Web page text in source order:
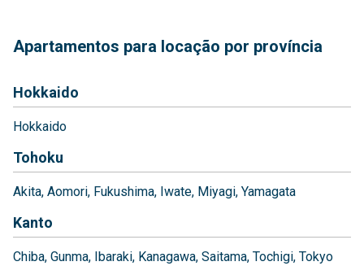
Apartamentos para locação por província
Hokkaido
Hokkaido
Tohoku
Akita Aomori Fukushima Iwate Miyagi Yamagata
Kanto
Chiba Gunma Ibaraki Kanagawa Saitama Tochigi Tokyo